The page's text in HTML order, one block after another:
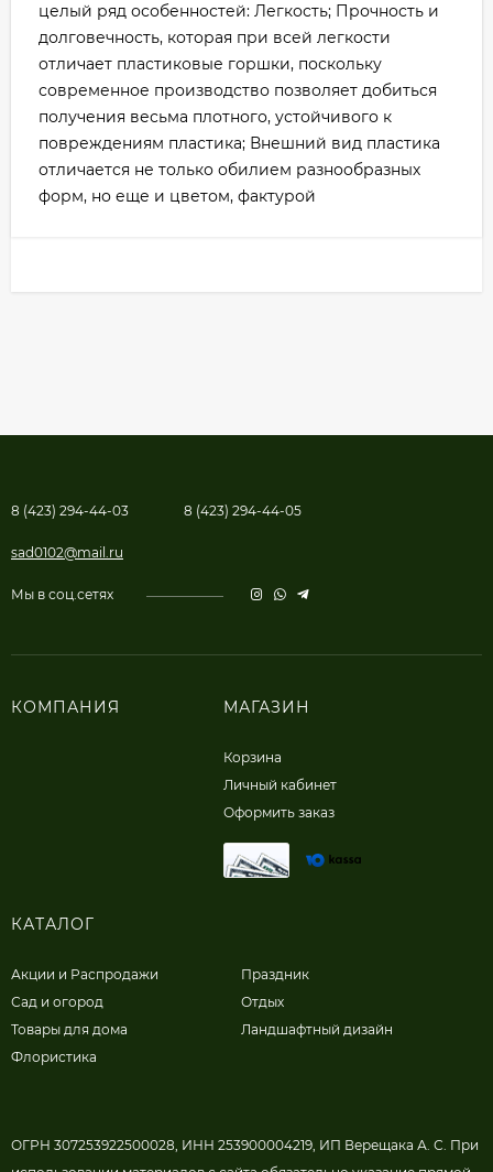
целый ряд особенностей: Легкость; Прочность и
долговечность, которая при всей легкости
отличает пластиковые горшки, поскольку
современное производство позволяет добиться
получения весьма плотного, устойчивого к
повреждениям пластика; Внешний вид пластика
отличается не только обилием разнообразных
форм, но еще и цветом, фактурой
8 (423) 294-44-03 8 (423) 294-44-05
sad0102@mail.ru
Мы в соц.сетях
КОМПАНИЯ МАГАЗИН
Корзина
Личный кабинет
Оформить заказ
КАТАЛОГ
Акции и Распродажи
Сад и огород
Товары для дома
Флористика
Праздник
Отдых
Ландшафтный дизайн
ОГРН 307253922500028, ИНН 253900004219, ИП Верещака А. С. При